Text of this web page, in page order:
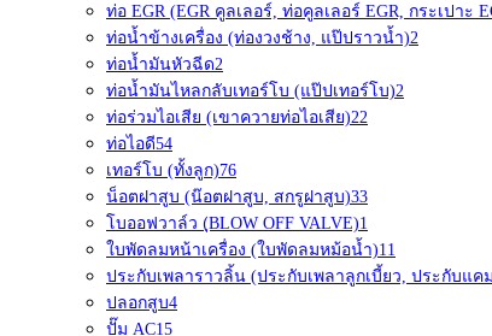
ท่อ EGR (EGR คูลเลอร์, ท่อคูลเลอร์ EGR, กระเปาะ
ท่อน้ำข้างเครื่อง (ท่องวงช้าง, แป๊ปราวน้ำ)2
ท่อน้ำมันหัวฉีด2
ท่อน้ำมันไหลกลับเทอร์โบ (แป๊ปเทอร์โบ)2
ท่อร่วมไอเสีย (เขาควายท่อไอเสีย)22
ท่อไอดี54
เทอร์โบ (ทั้งลูก)76
น็อตฝาสูบ (น๊อตฝาสูบ, สกรูฝาสูบ)33
โบออฟวาล์ว (ฺBLOW OFF VALVE)1
ใบพัดลมหน้าเครื่อง (ใบพัดลมหม้อน้ำ)11
ประกับเพลาราวลิ้น (ประกับเพลาลูกเบี้ยว, ประกับแค
ปลอกสูบ4
ปั๊ม AC15